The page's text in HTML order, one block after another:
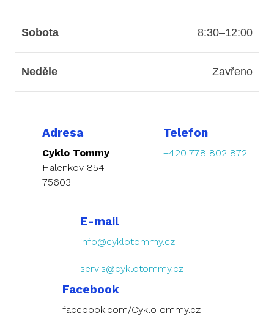
Sobota 8:30–12:00
Neděle Zavřeno
Adresa
Cyklo Tommy
Halenkov 854
75603
Telefon
+420 778 802 872
E-mail
info@cyklotommy.cz
servis@cyklotommy.cz
Facebook
facebook.com/CykloTommy.cz